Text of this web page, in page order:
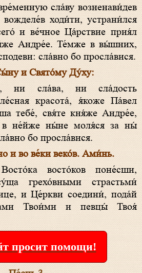
ходи́ти, устрани́лся
и ве́чное Ца́рствие прия́л
Андре́е. Те́мже в вы́шних,
сла́вно бо просла́вися.
и Свято́му Ду́ху:
красота́, я́коже Па́вел
тебе́, свя́те кня́же Андре́е,
не́йже ны́не моля́ся за ны́
бо просла́вися.
и во ве́ки веко́в. Ами́нь.
восто́ков поне́сши,
грехо́вными страстьми́
и Це́ркви соедини́, пода́й
Твои́ми и певцы́ Твоя́
просит помощи!